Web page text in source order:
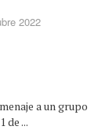
2022
a un grupo
de ...